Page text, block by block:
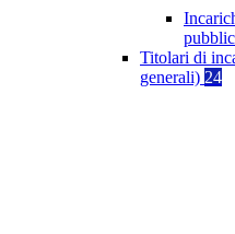
Titolari di
generali) 24